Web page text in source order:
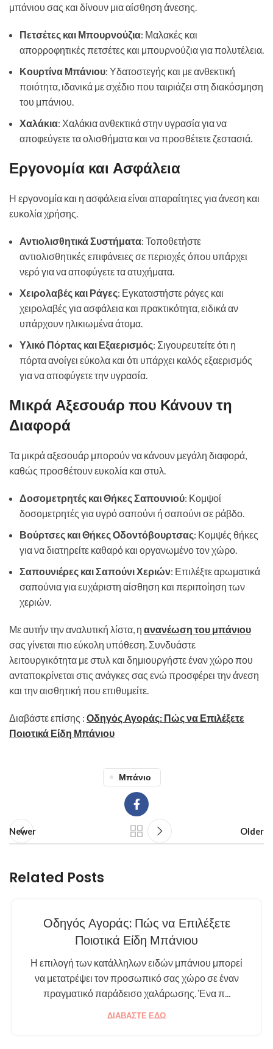
μπάνιου σας και δίνουν μια αίσθηση άνεσης.
Πετσέτες και Μπουρνούζια: Μαλακές και
απορροφητικές πετσέτες και μπουρνούζια για πολυτέλεια.
Κουρτίνα Μπάνιου: Υδατοστεγής και με ανθεκτική
ποιότητα, ιδανικά με σχέδιο που ταιριάζει στη διακόσμηση
του μπάνιου.
Χαλάκια: Χαλάκια ανθεκτικά στην υγρασία για να
αποφεύγετε τα ολισθήματα και να προσθέτετε ζεστασιά.
Εργονομία και Ασφάλεια
Η εργονομία και η ασφάλεια είναι απαραίτητες για άνεση και
ευκολία χρήσης.
Αντιολισθητικά Συστήματα: Τοποθετήστε
αντιολισθητικές επιφάνειες σε περιοχές όπου υπάρχει
νερό για να αποφύγετε τα ατυχήματα.
Χειρολαβές και Ράγες: Εγκαταστήστε ράγες και
χειρολαβές για ασφάλεια και πρακτικότητα, ειδικά αν
υπάρχουν ηλικιωμένα άτομα.
Υλικό Πόρτας και Εξαερισμός: Σιγουρευτείτε ότι η
πόρτα ανοίγει εύκολα και ότι υπάρχει καλός εξαερισμός
για να αποφύγετε την υγρασία.
Μικρά Αξεσουάρ που Κάνουν τη
Διαφορά
Τα μικρά αξεσουάρ μπορούν να κάνουν μεγάλη διαφορά,
καθώς προσθέτουν ευκολία και στυλ.
Δοσομετρητές και Θήκες Σαπουνιού: Κομψοί
δοσομετρητές για υγρό σαπούνι ή σαπούνι σε ράβδο.
Βούρτσες και Θήκες Οδοντόβουρτσας: Κομψές θήκες
για να διατηρείτε καθαρό και οργανωμένο τον χώρο.
Σαπουνιέρες και Σαπούνι Χεριών: Επιλέξτε αρωματικά
σαπούνια για ευχάριστη αίσθηση και περιποίηση των
χεριών.
Με αυτήν την αναλυτική λίστα, η ανανέωση του μπάνιου
σας γίνεται πιο εύκολη υπόθεση. Συνδυάστε
λειτουργικότητα με στυλ και δημιουργήστε έναν χώρο που
ανταποκρίνεται στις ανάγκες σας ενώ προσφέρει την άνεση
και την αισθητική που επιθυμείτε.
Διαβάστε επίσης : Οδηγός Αγοράς: Πώς να Επιλέξετε
Ποιοτικά Είδη Μπάνιου
Μπάνιο
Newer Older
Related Posts
Οδηγός Αγοράς: Πώς να Επιλέξετε
Ποιοτικά Είδη Μπάνιου
Η επιλογή των κατάλληλων ειδών μπάνιου μπορεί
να μετατρέψει τον προσωπικό σας χώρο σε έναν
πραγματικό παράδεισο χαλάρωσης. Ένα π...
ΔΙΑΒΆΣΤΕ ΕΔΏ